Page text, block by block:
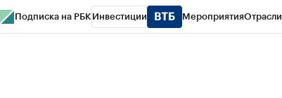
Подписка на РБК Инвестиции МероприятияОтрасли